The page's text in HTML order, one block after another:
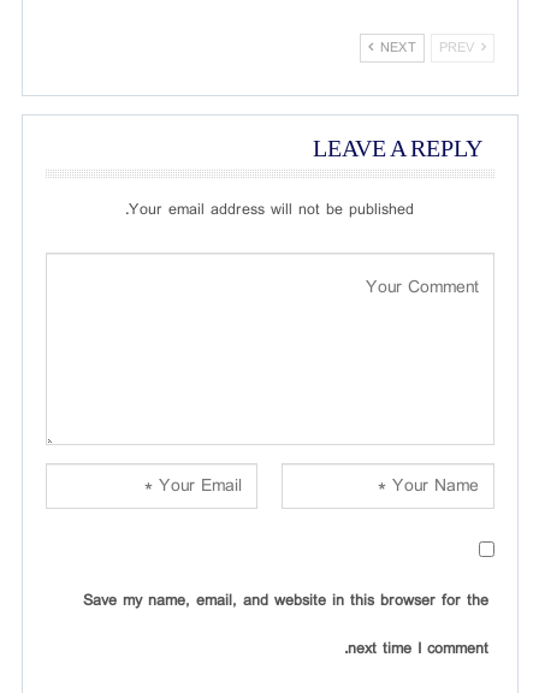
PREV
NEXT
LEAVE A REPLY
Your email address will not be published.
Save my name, email, and website in this browser for the
next time I comment.